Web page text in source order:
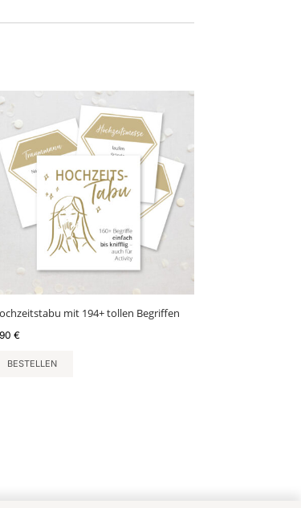
mit 194+ tollen Begriffen
€
BESTELLEN